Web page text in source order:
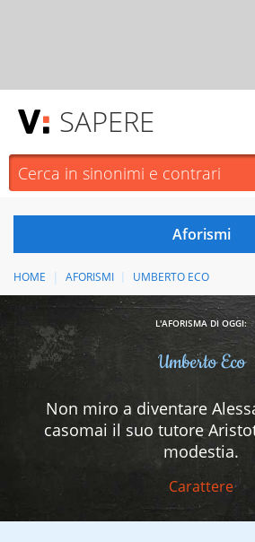
SAPERE
HOME AFORISMI UMBERTO ECO
L'AFORISMA DI OGGI:
Umberto Eco
Non miro a diventare
casomai il suo tutore
modestia.
Carattere